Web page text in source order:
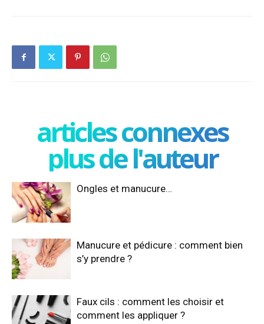
articles connexes
plus de l'auteur
Ongles et manucure…
Manucure et pédicure : comment bien
s’y prendre ?
Faux cils : comment les choisir et
comment les appliquer ?